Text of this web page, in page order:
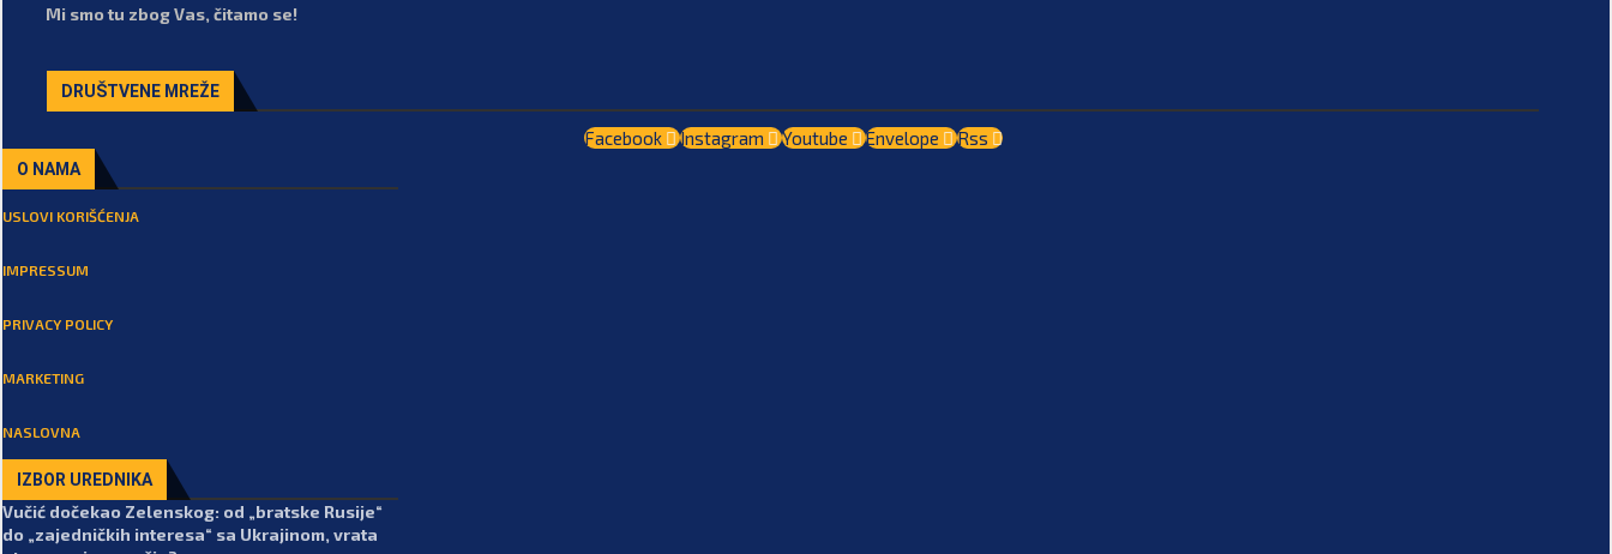
Mi smo tu zbog Vas, čitamo se!
DRUŠTVENE MREŽE
Facebook Instagram Youtube Envelope Rss
O NAMA
USLOVI KORIŠĆENJA
IMPRESSUM
PRIVACY POLICY
MARKETING
NASLOVNA
IZBOR UREDNIKA
Vučić dočekao Zelenskog: od „bratske Rusije“
do „zajedničkih interesa“ sa Ukrajinom, vrata